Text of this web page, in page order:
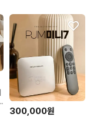
300,000원